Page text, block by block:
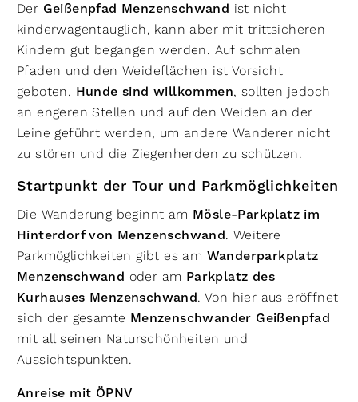
Der Geißenpfad Menzenschwand ist nicht
kinderwagentauglich, kann aber mit trittsicheren
Kindern gut begangen werden. Auf schmalen
Pfaden und den Weideflächen ist Vorsicht
geboten. Hunde sind willkommen, sollten jedoch
an engeren Stellen und auf den Weiden an der
Leine geführt werden, um andere Wanderer nicht
zu stören und die Ziegenherden zu schützen.
Startpunkt der Tour und Parkmöglichkeiten
Die Wanderung beginnt am Mösle-Parkplatz im
Hinterdorf von Menzenschwand. Weitere
Parkmöglichkeiten gibt es am Wanderparkplatz
Menzenschwand oder am Parkplatz des
Kurhauses Menzenschwand. Von hier aus eröffnet
sich der gesamte Menzenschwander Geißenpfad
mit all seinen Naturschönheiten und
Aussichtspunkten.
Anreise mit ÖPNV